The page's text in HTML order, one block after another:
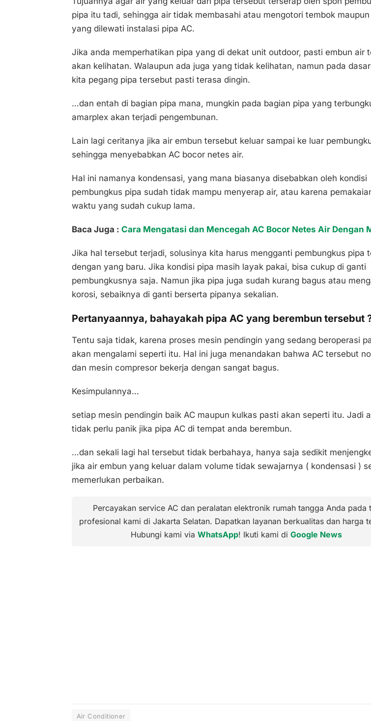
pipa itu tadi, sehingga air tidak membasahi atau mengotori tembok
yang dilewati instalasi pipa AC.
Jika anda memperhatikan pipa yang di dekat unit outdoor, pasti embun air
akan kelihatan. Walaupun ada juga yang tidak kelihatan, namun pada
kita pegang pipa tersebut pasti terasa dingin.
…dan entah di bagian pipa mana, mungkin pada bagian pipa yang
amarplex akan terjadi pengembunan.
Lain lagi ceritanya jika air embun tersebut keluar sampai ke luar
sehingga menyebabkan AC bocor netes air.
Hal ini namanya kondensasi, yang mana biasanya disebabkan oleh kondisi
pembungkus pipa sudah tidak mampu menyerap air, atau karena
waktu yang sudah cukup lama.
Baca Juga : Cara Mengatasi dan Mencegah AC Bocor Netes Air Dengan
Jika hal tersebut terjadi, solusinya kita harus mengganti pembungkus pipa
dengan yang baru. Jika kondisi pipa masih layak pakai, bisa cukup di ganti
pembungkusnya saja. Namun jika pipa juga sudah kurang bagus atau
korosi, sebaiknya di ganti berserta pipanya sekalian.
Pertanyaannya, bahayakah pipa AC yang berembun tersebut
Tentu saja tidak, karena proses mesin pendingin yang sedang beroperasi
akan mengalami seperti itu. Hal ini juga menandakan bahwa AC tersebut
dan mesin compresor bekerja dengan sangat bagus.
Kesimpulannya…
setiap mesin pendingin baik AC maupun kulkas pasti akan seperti itu. Jadi
tidak perlu panik jika pipa AC di tempat anda berembun.
…dan sekali lagi hal tersebut tidak berbahaya, hanya saja sedikit
jika air embun yang keluar dalam volume tidak sewajarnya ( kondensasi )
memerlukan perbaikan.
Percayakan service AC dan peralatan elektronik rumah tangga Anda pada
profesional kami di Jakarta Selatan. Dapatkan layanan berkualitas dan harga
Hubungi kami via WhatsApp! Ikuti kami di Google News
Air Conditioner